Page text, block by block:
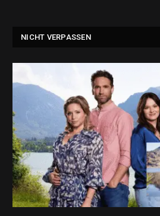
NICHT VERPASSEN